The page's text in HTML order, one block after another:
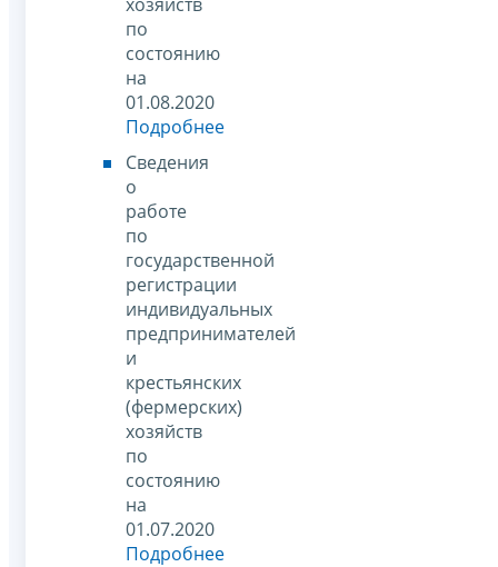
по
состоянию
на
01.08.2020
Подробнее
Сведения
о
работе
по
государственной
регистрации
индивидуальных
предпринимателей
и
крестьянских
(фермерских)
хозяйств
по
состоянию
на
01.07.2020
Подробнее